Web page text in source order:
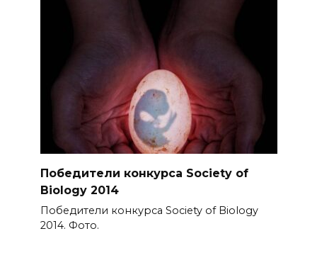
Победители конкурса Society of
Biology 2014
Победители конкурса Society of Biology
2014. Фото.